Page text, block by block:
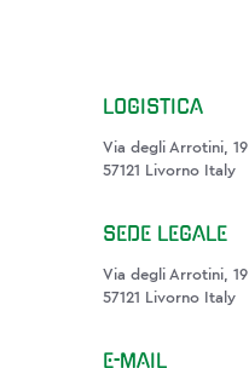
LOGISTICA
Via degli Arrotini, 19
57121 Livorno Italy
SEDE LEGALE
Via degli Arrotini, 19
57121 Livorno Italy
E-MAIL